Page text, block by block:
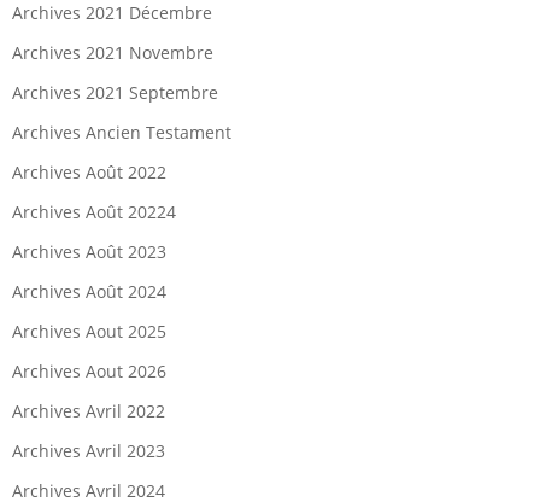
Archives 2021 Décembre
Archives 2021 Novembre
Archives 2021 Septembre
Archives Ancien Testament
Archives Août 2022
Archives Août 20224
Archives Août 2023
Archives Août 2024
Archives Aout 2025
Archives Aout 2026
Archives Avril 2022
Archives Avril 2023
Archives Avril 2024